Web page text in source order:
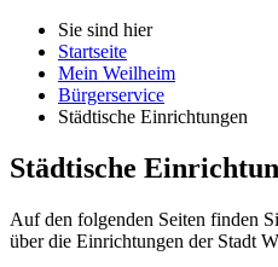
Sie sind hier
Startseite
Mein Weilheim
Bürgerservice
Städtische Einrichtungen
Städtische
Auf den folgenden Seiten finden
über die Einrichtungen der Stadt